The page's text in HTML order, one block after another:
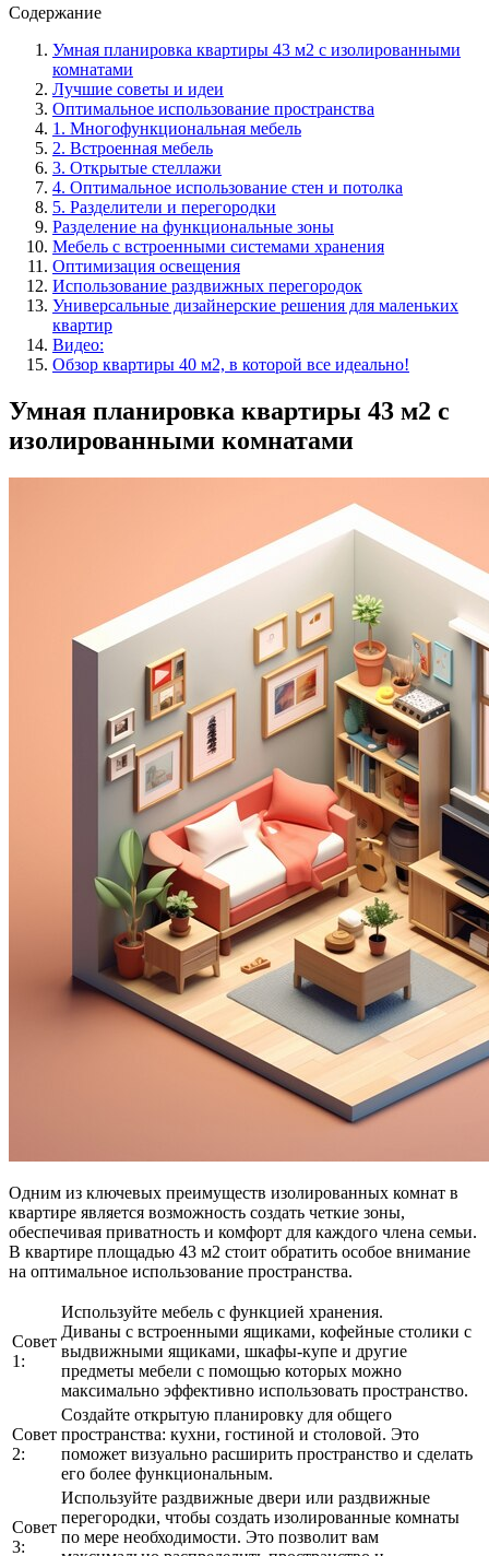
Содержание
Умная планировка квартиры 43 м2 с изолированными
комнатами
Лучшие советы и идеи
Оптимальное использование пространства
1. Многофункциональная мебель
2. Встроенная мебель
3. Открытые стеллажи
4. Оптимальное использование стен и потолка
5. Разделители и перегородки
Разделение на функциональные зоны
Мебель с встроенными системами хранения
Оптимизация освещения
Использование раздвижных перегородок
Универсальные дизайнерские решения для маленьких
квартир
Видео:
Обзор квартиры 40 м2, в которой все идеально!
Умная планировка квартиры 43 м2 с
изолированными комнатами
Одним из ключевых преимуществ изолированных комнат в
квартире является возможность создать четкие зоны,
обеспечивая приватность и комфорт для каждого члена семьи.
В квартире площадью 43 м2 стоит обратить особое внимание
на оптимальное использование пространства.
Совет
1:
Используйте мебель с функцией хранения.
Диваны с встроенными ящиками, кофейные столики с
выдвижными ящиками, шкафы-купе и другие
предметы мебели с помощью которых можно
максимально эффективно использовать пространство.
Совет
2:
Создайте открытую планировку для общего
пространства: кухни, гостиной и столовой. Это
поможет визуально расширить пространство и сделать
его более функциональным.
Совет
3:
Используйте раздвижные двери или раздвижные
перегородки, чтобы создать изолированные комнаты
по мере необходимости. Это позволит вам